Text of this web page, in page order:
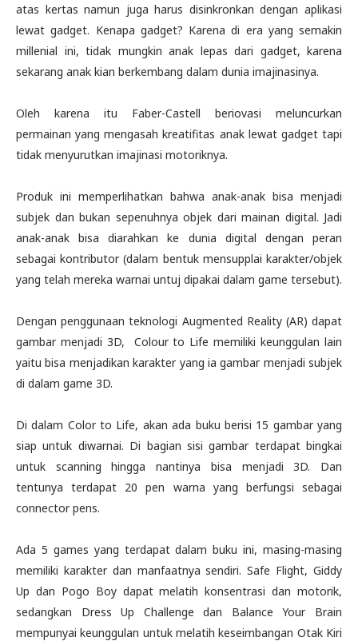
atas kertas namun juga harus disinkronkan dengan aplikasi
lewat gadget. Kenapa gadget? Karena di era yang semakin
millenial ini, tidak mungkin anak lepas dari gadget, karena
sekarang anak kian berkembang dalam dunia imajinasinya.
Oleh karena itu Faber-Castell beriovasi meluncurkan
permainan yang mengasah kreatifitas anak lewat gadget tapi
tidak menyurutkan imajinasi motoriknya.
Produk ini memperlihatkan bahwa anak-anak bisa menjadi
subjek dan bukan sepenuhnya objek dari mainan digital. Jadi
anak-anak bisa diarahkan ke dunia digital dengan peran
sebagai kontributor (dalam bentuk mensupplai karakter/objek
yang telah mereka warnai untuj dipakai dalam game tersebut).
Dengan penggunaan teknologi Augmented Reality (AR) dapat
gambar menjadi 3D, Colour to Life memiliki keunggulan lain
yaitu bisa menjadikan karakter yang ia gambar menjadi subjek
di dalam game 3D.
Di dalam Color to Life, akan ada buku berisi 15 gambar yang
siap untuk diwarnai. Di bagian sisi gambar terdapat bingkai
untuk scanning hingga nantinya bisa menjadi 3D. Dan
tentunya terdapat 20 pen warna yang berfungsi sebagai
connector pens.
Ada 5 games yang terdapat dalam buku ini, masing-masing
memiliki karakter dan manfaatnya sendiri. Safe Flight, Giddy
Up dan Pogo Boy dapat melatih konsentrasi dan motorik,
sedangkan Dress Up Challenge dan Balance Your Brain
mempunyai keunggulan untuk melatih keseimbangan Otak Kiri